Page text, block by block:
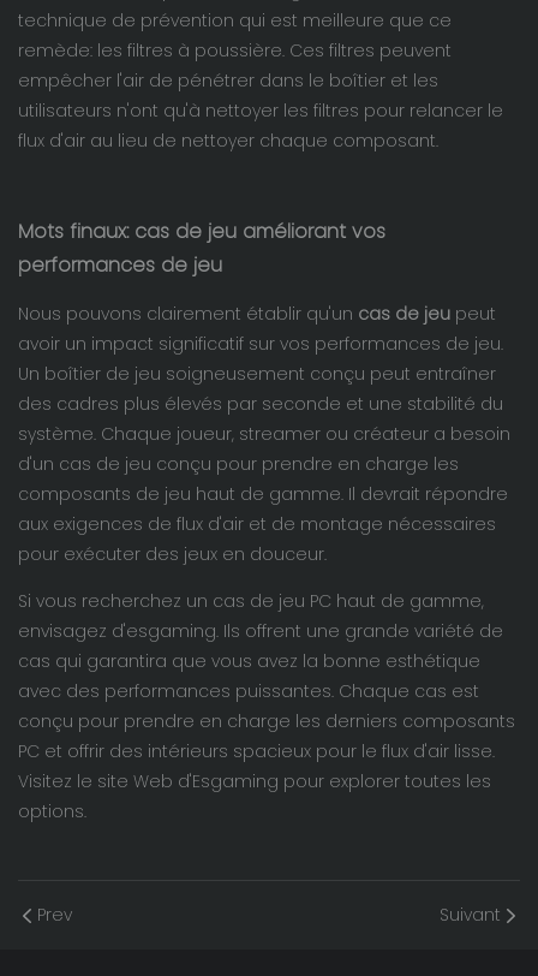
technique de prévention qui est meilleure que ce
remède: les filtres à poussière. Ces filtres peuvent
empêcher l'air de pénétrer dans le boîtier et les
utilisateurs n'ont qu'à nettoyer les filtres pour relancer le
flux d'air au lieu de nettoyer chaque composant.
Mots finaux: cas de jeu améliorant vos
performances de jeu
Nous pouvons clairement établir qu'un cas de jeu peut
avoir un impact significatif sur vos performances de jeu.
Un boîtier de jeu soigneusement conçu peut entraîner
des cadres plus élevés par seconde et une stabilité du
système. Chaque joueur, streamer ou créateur a besoin
d'un cas de jeu conçu pour prendre en charge les
composants de jeu haut de gamme. Il devrait répondre
aux exigences de flux d'air et de montage nécessaires
pour exécuter des jeux en douceur.
Si vous recherchez un cas de jeu PC haut de gamme,
envisagez d'esgaming. Ils offrent une grande variété de
cas qui garantira que vous avez la bonne esthétique
avec des performances puissantes. Chaque cas est
conçu pour prendre en charge les derniers composants
PC et offrir des intérieurs spacieux pour le flux d'air lisse.
Visitez le site Web d'Esgaming pour explorer toutes les
options.
Prev Suivant